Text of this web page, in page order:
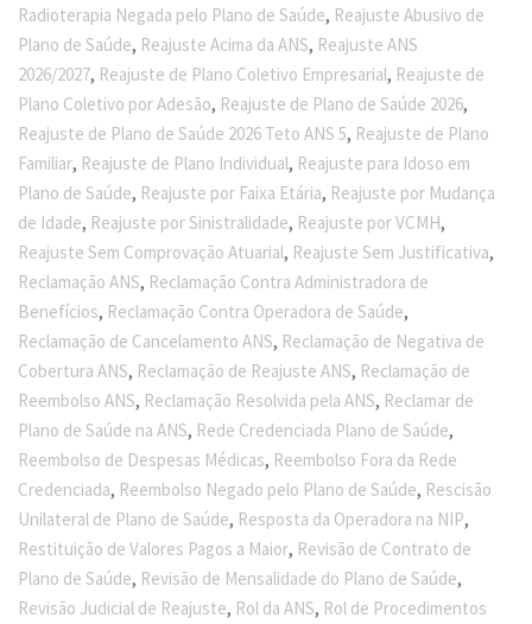
Radioterapia Negada pelo Plano de Saúde, Reajuste Abusivo de
Plano de Saúde, Reajuste Acima da ANS, Reajuste ANS
2026/2027, Reajuste de Plano Coletivo Empresarial, Reajuste de
Plano Coletivo por Adesão, Reajuste de Plano de Saúde 2026,
Reajuste de Plano de Saúde 2026 Teto ANS 5, Reajuste de Plano
Familiar, Reajuste de Plano Individual, Reajuste para Idoso em
Plano de Saúde, Reajuste por Faixa Etária, Reajuste por Mudança
de Idade, Reajuste por Sinistralidade, Reajuste por VCMH,
Reajuste Sem Comprovação Atuarial, Reajuste Sem Justificativa,
Reclamação ANS, Reclamação Contra Administradora de
Benefícios, Reclamação Contra Operadora de Saúde,
Reclamação de Cancelamento ANS, Reclamação de Negativa de
Cobertura ANS, Reclamação de Reajuste ANS, Reclamação de
Reembolso ANS, Reclamação Resolvida pela ANS, Reclamar de
Plano de Saúde na ANS, Rede Credenciada Plano de Saúde,
Reembolso de Despesas Médicas, Reembolso Fora da Rede
Credenciada, Reembolso Negado pelo Plano de Saúde, Rescisão
Unilateral de Plano de Saúde, Resposta da Operadora na NIP,
Restituição de Valores Pagos a Maior, Revisão de Contrato de
Plano de Saúde, Revisão de Mensalidade do Plano de Saúde,
Revisão Judicial de Reajuste, Rol da ANS, Rol de Procedimentos